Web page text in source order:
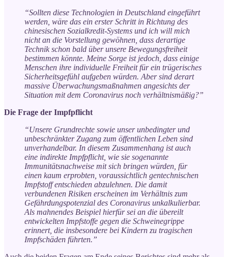
“Sollten diese Technologien in Deutschland eingeführt
werden, wäre das ein erster Schritt in Richtung des
chinesischen Sozialkredit-Systems und ich will mich
nicht an die Vorstellung gewöhnen, dass derartige
Technik schon bald über unsere Bewegungsfreiheit
bestimmen könnte. Meine Sorge ist jedoch, dass einige
Menschen ihre individuelle Freiheit für ein trügerisches
Sicherheitsgefühl aufgeben würden. Aber sind derart
massive Überwachungsmaßnahmen angesichts der
Situation mit dem Coronavirus noch verhältnismäßig?”
Die Frage der Impfpflicht
“Unsere Grundrechte sowie unser unbedingter und
unbeschränkter Zugang zum öffentlichen Leben sind
unverhandelbar. In diesem Zusammenhang ist auch
eine indirekte Impfpflicht, wie sie sogenannte
Immunitätsnachweise mit sich bringen würden, für
einen kaum erprobten, voraussichtlich gentechnischen
Impfstoff entschieden abzulehnen. Die damit
verbundenen Risiken erscheinen im Verhältnis zum
Gefährdungspotenzial des Coronavirus unkalkulierbar.
Als mahnendes Beispiel hierfür sei an die übereilt
entwickelten Impfstoffe gegen die Schweinegrippe
erinnert, die insbesondere bei Kindern zu tragischen
Impfschäden führten.”